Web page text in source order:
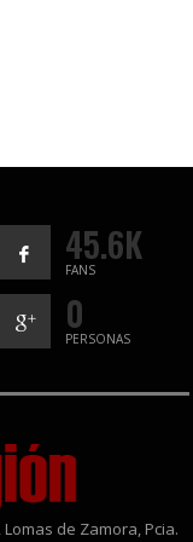
45.6K
FANS
0
PERSONAS
Lomas de Zamora, Pcia.